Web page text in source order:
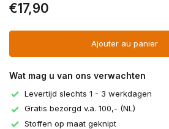
€17,90
Ajouter au panier
Wat mag u van ons verwachten
Levertijd slechts 1 - 3 werkdagen
Gratis bezorgd v.a. 100,- (NL)
Stoffen op maat geknipt